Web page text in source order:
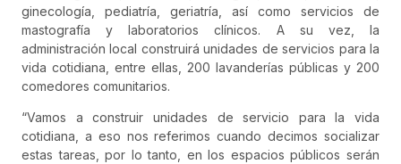
ginecología, pediatría, geriatría, así como servicios de
mastografía y laboratorios clínicos. A su vez, la
administración local construirá unidades de servicios para la
vida cotidiana, entre ellas, 200 lavanderías públicas y 200
comedores comunitarios.
“Vamos a construir unidades de servicio para la vida
cotidiana, a eso nos referimos cuando decimos socializar
estas tareas, por lo tanto, en los espacios públicos serán